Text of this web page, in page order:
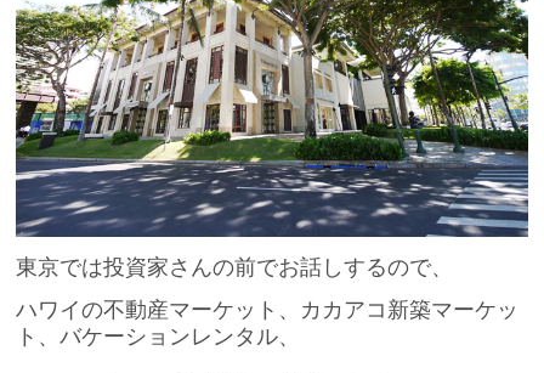
東京では投資家さんの前でお話しするので、
ハワイの不動産マーケット、カカアコ新築マーケッ
ト、バケーションレンタル、